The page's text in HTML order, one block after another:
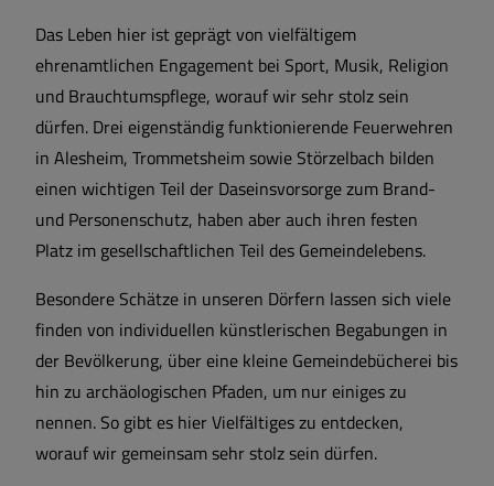
Das Leben hier ist geprägt von vielfältigem
ehrenamtlichen Engagement bei Sport, Musik, Religion
und Brauchtumspflege, worauf wir sehr stolz sein
dürfen. Drei eigenständig funktionierende Feuerwehren
in Alesheim, Trommetsheim sowie Störzelbach bilden
einen wichtigen Teil der Daseinsvorsorge zum Brand-
und Personenschutz, haben aber auch ihren festen
Platz im gesellschaftlichen Teil des Gemeindelebens.
Besondere Schätze in unseren Dörfern lassen sich viele
finden von individuellen künstlerischen Begabungen in
der Bevölkerung, über eine kleine Gemeindebücherei bis
hin zu archäologischen Pfaden, um nur einiges zu
nennen. So gibt es hier Vielfältiges zu entdecken,
worauf wir gemeinsam sehr stolz sein dürfen.